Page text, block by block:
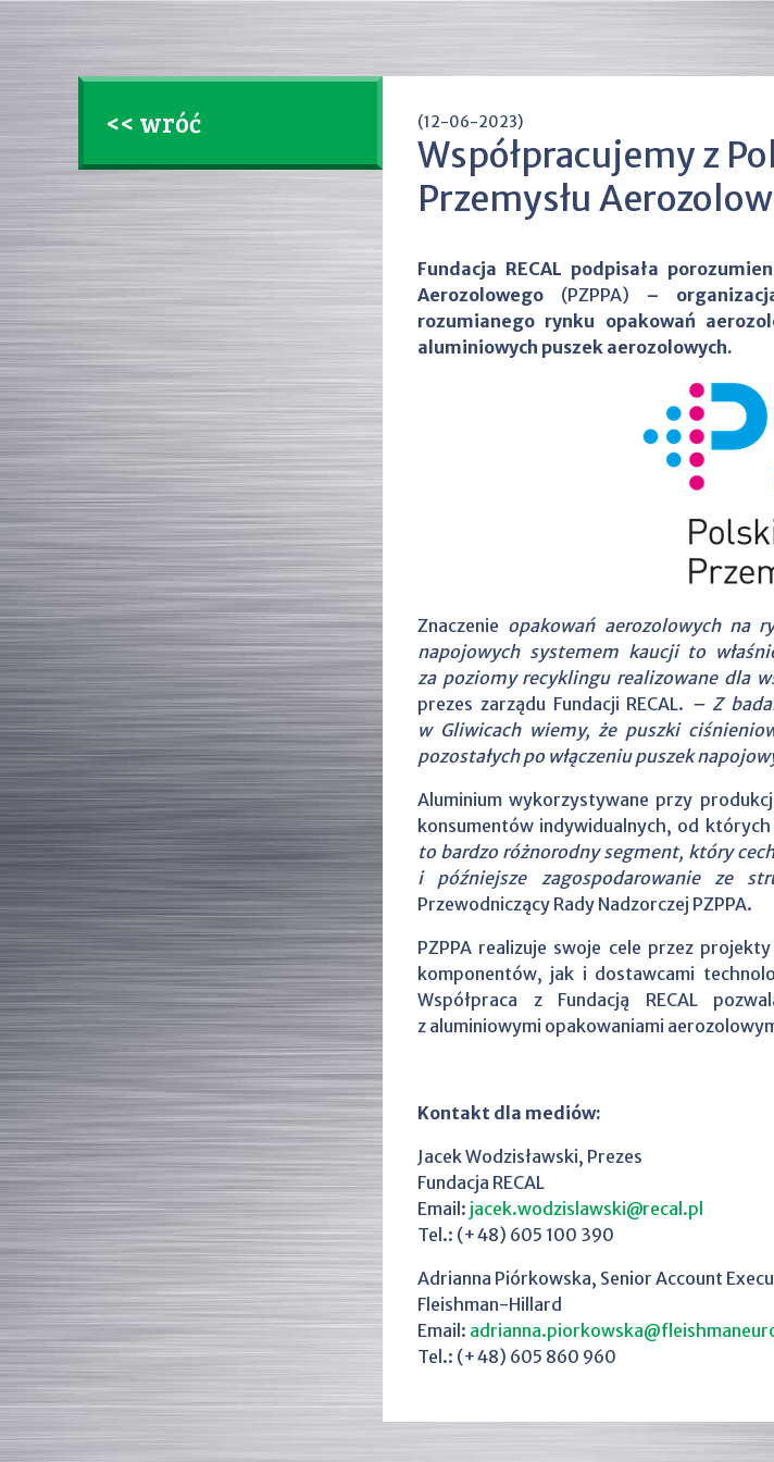
<< wróć (12-06-2023)
Współpracujemy z
Przemysłu
Fundacja RECAL podpisała
Aerozolowego (PZPPA) –
rozumianego rynku opakowań
aluminiowych puszek aerozolowych.
Znaczenie opakowań aerozolowych na
napojowych systemem kaucji to
za poziomy recyklingu realizowane dla
prezes zarządu Fundacji RECAL. – Z
w Gliwicach wiemy, że puszki
pozostałych po włączeniu puszek
Aluminium wykorzystywane przy
konsumentów indywidualnych, od
to bardzo różnorodny segment, który
i późniejsze zagospodarowanie ze
Przewodniczący Rady Nadzorczej PZPPA.
PZPPA realizuje swoje cele przez
komponentów, jak i dostawcami
Współpraca z Fundacją RECAL
z aluminiowymi opakowaniami
Kontakt dla mediów:
Jacek Wodzisławski, Prezes
Fundacja RECAL
Email: jacek.wodzislawski@recal.pl
Tel.: (+48) 605 100 390
Adrianna Piórkowska, Senior Account
Fleishman-Hillard
Email:
Tel.: (+48) 605 860 960